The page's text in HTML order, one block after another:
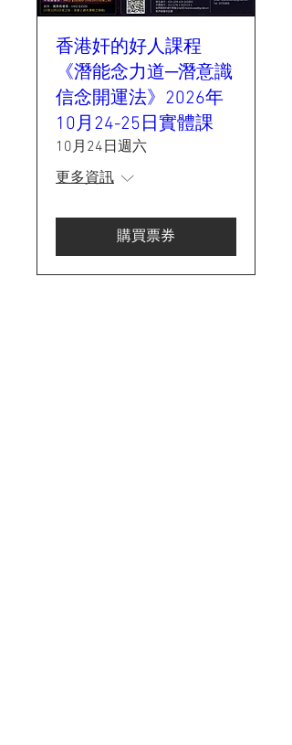
香港奸的好人課程
《潛能念力道─潛意識
信念開運法》2026年
10月24-25日實體課
10月24日週六
更多資訊
購買票券